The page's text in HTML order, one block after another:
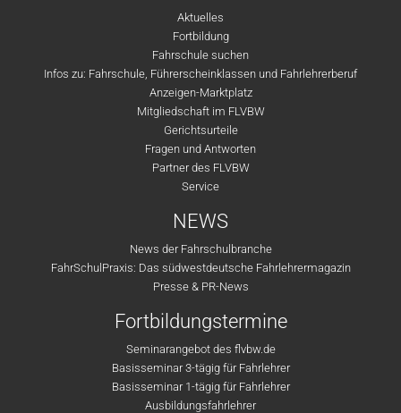
Aktuelles
Fortbildung
Fahrschule suchen
Infos zu: Fahrschule, Führerscheinklassen und Fahrlehrerberuf
Anzeigen-Marktplatz
Mitgliedschaft im FLVBW
Gerichtsurteile
Fragen und Antworten
Partner des FLVBW
Service
NEWS
News der Fahrschulbranche
FahrSchulPraxis: Das südwestdeutsche Fahrlehrermagazin
Presse & PR-News
Fortbildungstermine
Seminarangebot des flvbw.de
Basisseminar 3-tägig für Fahrlehrer
Basisseminar 1-tägig für Fahrlehrer
Ausbildungsfahrlehrer